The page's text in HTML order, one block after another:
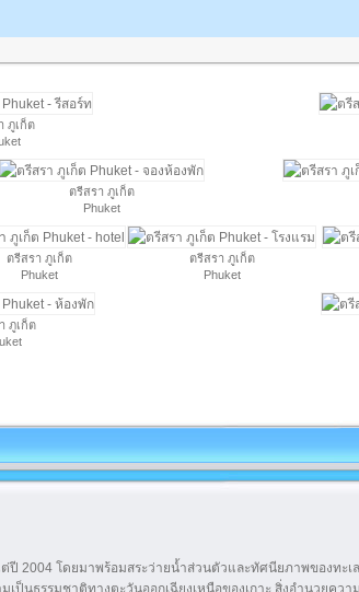
ภูเก็ต
ตรีสรา ภูเก็ต
Phuket
ตรีสรา ภูเก็ต
Phuket
ตรีสรา ภูเก็ต
Phuket
ภูเก็ต
ต่ปี 2004 โดยมาพร้อมสระว่ายน้ำส่วนตัวและทัศนียภาพของทะ
ป็นธรรมชาติทางตะวันออกเฉียงเหนือของเกาะ สิ่งอำนวยควา